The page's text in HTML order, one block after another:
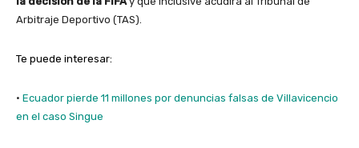
Arbitraje Deportivo (TAS).
Te puede interesar:
· Ecuador pierde 11 millones por denuncias falsas de Villavicencio
en el caso Singue